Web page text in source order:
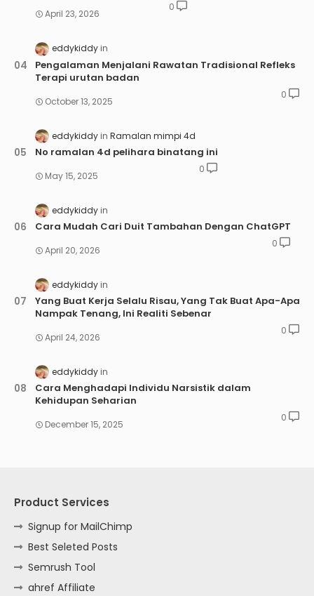
April 23, 2026
0
eddykiddy
Pengalaman Menjalani Rawatan Tradisional Refleks
Terapi urutan badan
October 13, 2025
0
eddykiddy Ramalan mimpi 4d
No ramalan 4d pelihara binatang ini
May 15, 2025
0
eddykiddy
Cara Mudah Cari Duit Tambahan Dengan ChatGPT
April 20, 2026
0
eddykiddy
Yang Buat Kerja Selalu Risau, Yang Tak Buat Apa-Apa
Nampak Tenang, Ini Realiti Sebenar
April 24, 2026
0
eddykiddy
Cara Menghadapi Individu Narsistik dalam
Kehidupan Seharian
December 15, 2025
0
Product Services
Signup for MailChimp
Best Seleted Posts
Semrush Tool
ahref Affiliate